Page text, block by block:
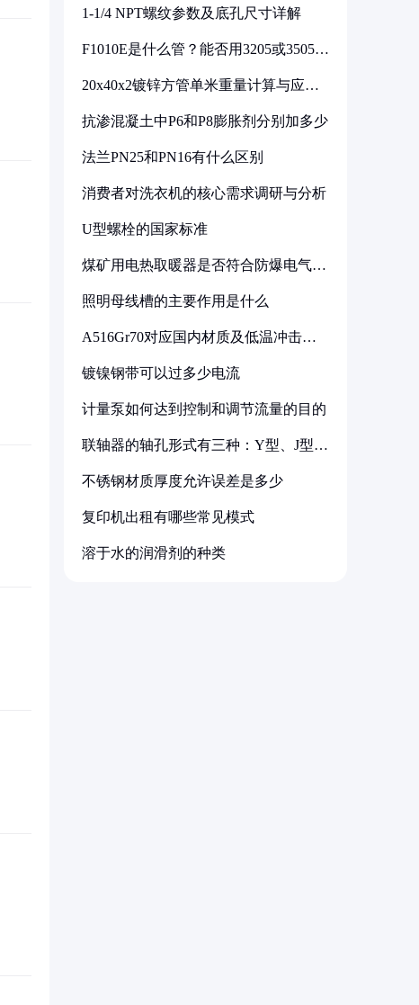
1-1/4 NPT螺纹参数及底孔尺寸详解
F1010E是什么管？能否用3205或3505代
20x40x2镀锌方管单米重量计算与应用
抗渗混凝土中P6和P8膨胀剂分别加多少
法兰PN25和PN16有什么区别
消费者对洗衣机的核心需求调研与分析
U型螺栓的国家标准
煤矿用电热取暖器是否符合防爆电气设
照明母线槽的主要作用是什么
A516Gr70对应国内材质及低温冲击要
镀镍钢带可以过多少电流
计量泵如何达到控制和调节流量的目的
联轴器的轴孔形式有三种：Y型、J型、
不锈钢材质厚度允许误差是多少
复印机出租有哪些常见模式
溶于水的润滑剂的种类